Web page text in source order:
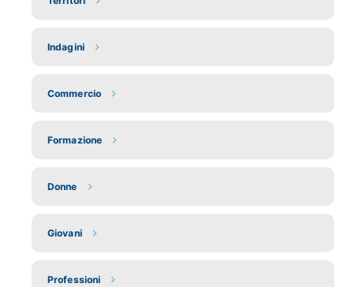
Indagini
Commercio
Formazione
Donne
Giovani
Professioni